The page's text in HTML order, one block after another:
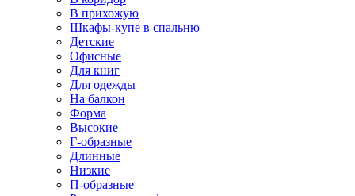
В прихожую
Шкафы-купе в спальню
Детские
Офисные
Для книг
Для одежды
На балкон
Форма
Высокие
Г-образные
Длинные
Низкие
П-образные